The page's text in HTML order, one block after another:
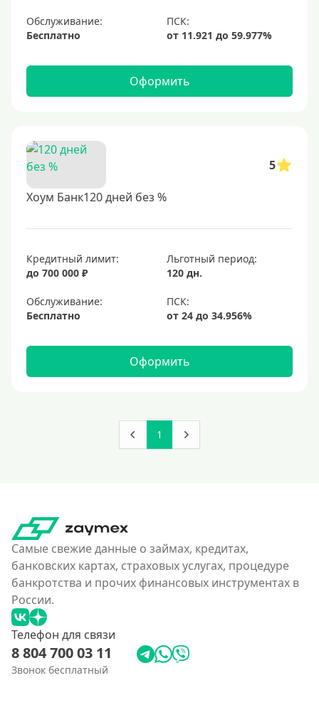
Обслуживание:
Бесплатно
Оформить
5
Хоум Банк120 дней без %
Кредитный лимит:
до 700 000 ₽
Льготный период:
120 дн.
Обслуживание:
Бесплатно
Оформить
1
Самые свежие данные о займах, кредитах,
банковских картах, страховых услугах, процедуре
банкротства и прочих финансовых инструментах в
России.
Телефон для связи
8 804 700 03 11
Звонок бесплатный